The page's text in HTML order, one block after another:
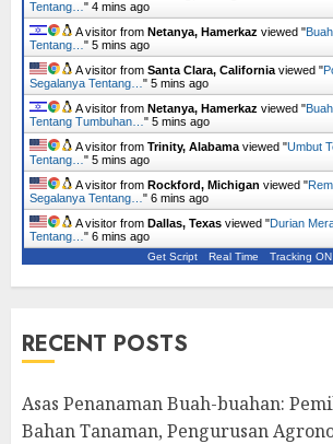
Tentang… " 4 mins ago
A visitor from Netanya, Hamerkaz viewed "
Tentang… " 5 mins ago
A visitor from Santa Clara, California viewed "
Segalanya Tentang… " 5 mins ago
A visitor from Netanya, Hamerkaz viewed "
Tentang Tumbuhan… " 5 mins ago
A visitor from Trinity, Alabama viewed "Umbut
Tentang… " 5 mins ago
A visitor from Rockford, Michigan viewed "
Segalanya Tentang… " 6 mins ago
A visitor from Dallas, Texas viewed "Durian
Tentang… " 6 mins ago
Get Script Real Time Tracking ON
RECENT POSTS
Asas Penanaman Buah-buahan:
Bahan Tanaman, Pengurusan